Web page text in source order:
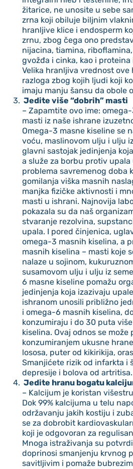
žitarice, ne unosite u sebe
zrna koji obiluje biljnim
hranljive klice i endosperm
zrnu, zbog čega ono
nijacina, tiamina,
gvožđa i cinka, kao i
Velika hranljiva vrednost ove
razloga zbog kojih ljudi koji
imaju manju šansu da obole
Jedite više “dobrih” masti
– Zapamtite ovo ime:
masti iz naše ishrane
Omega-3 masne kiseline se
voću, maslinovom ulju i ulju
glavni sastojak jedinjenja
a služe za borbu protiv upala
problema savremenog doba
gomilanja viška masnih
manjka fizičke aktivnosti i
masti u ishrani. Najnovija
pokazala su da naš
stvaranje rezolvina,
upala. I pored činjenica,
omega-3 masnih kiselina, a
masnih kiselina – masti koje
nalaze u sojinom,
susamovom ulju i ulju iz
6 masne kiseline pomažu
jedinjenja koja izazivaju
ishranom unosili približno
i omega-6 masnih kiselina,
konzumiraju i do 30 puta
kiselina. Ovaj odnos se može
konzumiranjem ukusne
lososa, puter od kikirikija,
Smanjićete rizik od infarkta i
depresije i bolova od artritisa.
Jedite hranu bogatu
– Kalcijum je koristan
Dok 99% kalcijuma u telu
održavanju jakih kostiju i
se za dobrobit
koji je odgovoran za
Mnoga istraživanja su
doprinosi smanjenju krvnog
savitljivim i pomaže